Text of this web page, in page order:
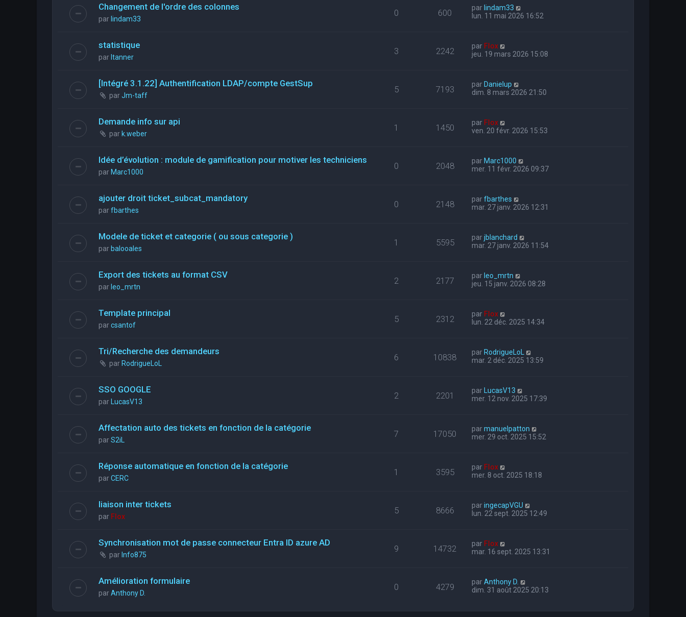
Changement de l'ordre des colonnes
par lindam33
0 600 par lindam33
lun. 11 mai 2026 16:52
statistique
par ltanner
3 2242 par Flox
jeu. 19 mars 2026 15:08
[Intégré 3.1.22] Authentification LDAP/compte GestSup
parJm-taff
5 7193 par Danielup
dim. 8 mars 2026 21:50
Demande info sur api
par k.weber
1 1450 par Flox
ven. 20 févr. 2026 15:53
Idée d’évolution : module de gamification pour motiver les techniciens
par Marc1000
0 2048 par Marc1000
mer. 11 févr. 2026 09:37
ajouter droit ticket_subcat_mandatory
parfbarthes
0 2148 parfbarthes
mar. 27 janv. 2026 12:31
Modele de ticket et categorie ( ou sous categorie )
par balooales
1 5595 parjblanchard
mar. 27 janv. 2026 11:54
Export des tickets au format CSV
par leo_mrtn
2 2177 par leo_mrtn
jeu. 15 janv. 2026 08:28
Template principal
parcsantof
5 2312 par Flox
lun. 22 déc. 2025 14:34
Tri/Recherche des demandeurs
par RodrigueLoL
6 10838 par RodrigueLoL
mar. 2 déc. 2025 13:59
SSO GOOGLE
par LucasV13
2 2201 par
LucasV13
mer. 12 nov. 2025 17:39
Affectation auto des tickets en fonction de la catégorie
parS2iL
7 17050 parmanuelpatton
mer. 29 oct. 2025 15:52
Réponse automatique en fonction de la catégorie
parCERC
1 3595 par Flox
mer. 8 oct. 2025 18:18
liaison inter tickets
par Flox
5 8666 paringecapVGU
lun. 22 sept. 2025 12:49
Synchronisation mot de passe connecteur Entra ID azure AD
par Info875
9 14732 par Flox
mar. 16 sept. 2025 13:31
Amélioration formulaire
parAnthony D.
0 4279 parAnthony D.
dim. 31 août 2025 20:13